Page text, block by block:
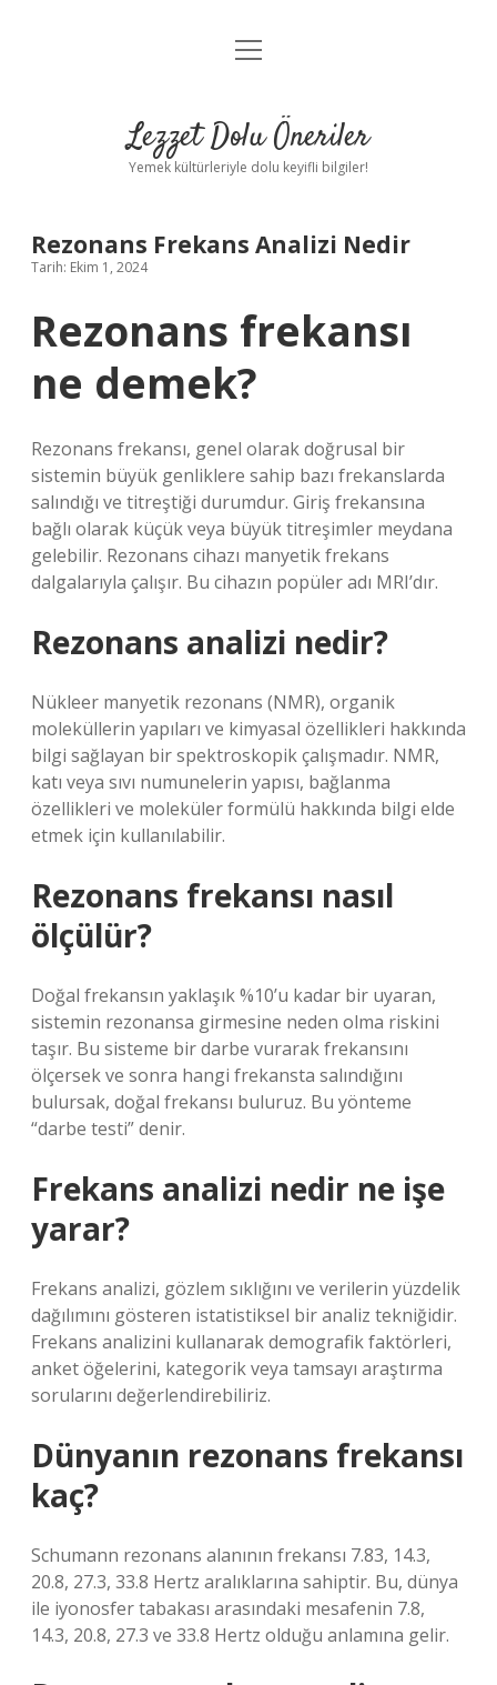
Anasayfa
Yasal Uyarı
menüyü
Lezzet Dolu Öneriler
Yemek kültürleriyle dolu keyifli bilgiler!
Rezonans Frekans Analizi Nedir
Tarih: Ekim 1, 2024
Rezonans frekansı
ne demek?
Rezonans frekansı, genel olarak doğrusal bir
sistemin büyük genliklere sahip bazı frekanslarda
salındığı ve titreştiği durumdur. Giriş frekansına
bağlı olarak küçük veya büyük titreşimler meydana
gelebilir. Rezonans cihazı manyetik frekans
dalgalarıyla çalışır. Bu cihazın popüler adı MRI’dır.
Rezonans analizi nedir?
Nükleer manyetik rezonans (NMR), organik
moleküllerin yapıları ve kimyasal özellikleri hakkında
bilgi sağlayan bir spektroskopik çalışmadır. NMR,
katı veya sıvı numunelerin yapısı, bağlanma
özellikleri ve moleküler formülü hakkında bilgi elde
etmek için kullanılabilir.
Rezonans frekansı nasıl
ölçülür?
Doğal frekansın yaklaşık %10’u kadar bir uyaran,
sistemin rezonansa girmesine neden olma riskini
taşır. Bu sisteme bir darbe vurarak frekansını
ölçersek ve sonra hangi frekansta salındığını
bulursak, doğal frekansı buluruz. Bu yönteme
“darbe testi” denir.
Frekans analizi nedir ne işe
yarar?
Frekans analizi, gözlem sıklığını ve verilerin yüzdelik
dağılımını gösteren istatistiksel bir analiz tekniğidir.
Frekans analizini kullanarak demografik faktörleri,
anket öğelerini, kategorik veya tamsayı araştırma
sorularını değerlendirebiliriz.
Dünyanın rezonans frekansı
kaç?
Schumann rezonans alanının frekansı 7.83, 14.3,
20.8, 27.3, 33.8 Hertz aralıklarına sahiptir. Bu, dünya
ile iyonosfer tabakası arasındaki mesafenin 7.8,
14.3, 20.8, 27.3 ve 33.8 Hertz olduğu anlamına gelir.